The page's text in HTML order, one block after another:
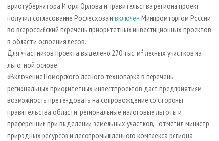
врио губернатора Игоря Орлова и правительства региона проект
получил согласование Рослесхоза и включен Минпромторгом России
во всероссийский перечень приоритетных инвестиционных проектов
в области освоения лесов.
Для участников проекта выделено 270 тыс. м3 лесных участков на
льготной основе.
«Включение Поморского лесного технопарка в перечень
региональных приоритетных инвестпроектов даст предприятиям
возможность претендовать на сопровождение со стороны
правительства области, региональные налоговые льготы и
преференции при выделении земельных участков, - отметил министр
природных ресурсов и лесопромышленного комплекса региона